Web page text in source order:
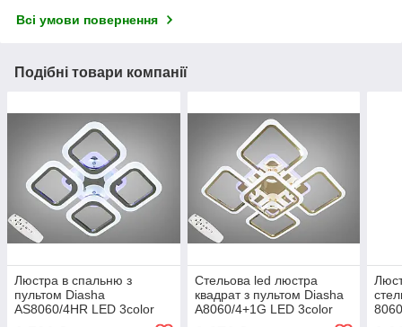
Всі умови повернення
Подібні товари компанії
Люстра в спальню з
пультом Diasha
AS8060/4HR LED 3color
Стельова led люстра
квадрат з пультом Diasha
A8060/4+1G LED 3color